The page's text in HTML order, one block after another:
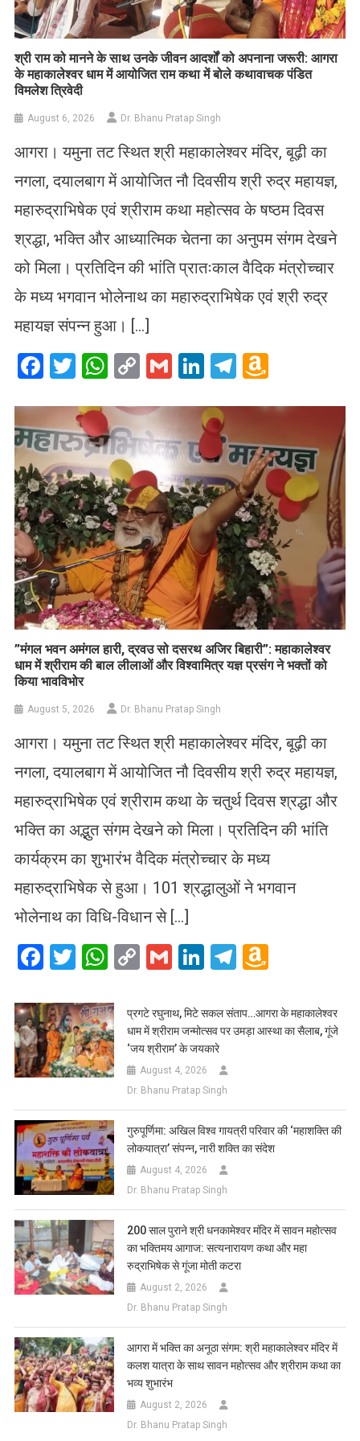
​श्री राम को मानने के साथ उनके जीवन आदर्शों को अपनाना जरूरी: आगरा
के महाकालेश्वर धाम में आयोजित राम कथा में बोले कथावाचक पंडित
विमलेश त्रिवेदी
August 6, 2026 Dr. Bhanu Pratap Singh
आगरा। यमुना तट स्थित श्री महाकालेश्वर मंदिर, बूढ़ी का
नगला, दयालबाग में आयोजित नौ दिवसीय श्री रुद्र महायज्ञ,
महारुद्राभिषेक एवं श्रीराम कथा महोत्सव के षष्ठम दिवस
श्रद्धा, भक्ति और आध्यात्मिक चेतना का अनुपम संगम देखने
को मिला। प्रतिदिन की भांति प्रातःकाल वैदिक मंत्रोच्चार
के मध्य भगवान भोलेनाथ का महारुद्राभिषेक एवं श्री रुद्र
महायज्ञ संपन्न हुआ। […]
Facebook
Twitter
WhatsApp
CopyGmailLinkedIn
Telegram
List
​”मंगल भवन अमंगल हारी, द्रवउ सो दसरथ अजिर बिहारी”: महाकालेश्वर
धाम में श्रीराम की बाल लीलाओं और विश्वामित्र यज्ञ प्रसंग ने भक्तों को
किया भावविभोर
August 5, 2026 Dr. Bhanu Pratap Singh
आगरा। यमुना तट स्थित श्री महाकालेश्वर मंदिर, बूढ़ी का
नगला, दयालबाग में आयोजित नौ दिवसीय श्री रुद्र महायज्ञ,
महारुद्राभिषेक एवं श्रीराम कथा के चतुर्थ दिवस श्रद्धा और
भक्ति का अद्भुत संगम देखने को मिला। प्रतिदिन की भांति
कार्यक्रम का शुभारंभ वैदिक मंत्रोच्चार के मध्य
महारुद्राभिषेक से हुआ। 101 श्रद्धालुओं ने भगवान
भोलेनाथ का विधि-विधान से […]
Facebook
Twitter
WhatsApp
CopyGmailLinkedIn
Telegram
List
प्रगटे रघुनाथ, मिटे सकल संताप…आगरा के महाकालेश्वर
धाम में श्रीराम जन्मोत्सव पर उमड़ा आस्था का सैलाब, गूंजे
‘जय श्रीराम’ के जयकारे
August 4, 2026
Dr. Bhanu Pratap Singh
गुरुपूर्णिमा: अखिल विश्व गायत्री परिवार की ‘महाशक्ति की
लोकयात्रा’ संपन्न, नारी शक्ति का संदेश
August 4, 2026
Dr. Bhanu Pratap Singh
200 साल पुराने श्री धनकामेश्वर मंदिर में सावन महोत्सव
का भक्तिमय आगाज: सत्यनारायण कथा और महा
रुद्राभिषेक से गूंजा मोती कटरा
August 2, 2026
Dr. Bhanu Pratap Singh
आगरा में भक्ति का अनूठा संगम: श्री महाकालेश्वर मंदिर में
कलश यात्रा के साथ सावन महोत्सव और श्रीराम कथा का
भव्य शुभारंभ
August 2, 2026
Dr. Bhanu Pratap Singh